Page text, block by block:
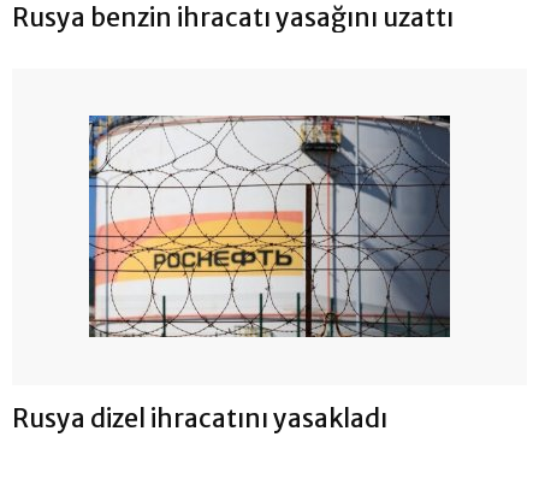
Rusya benzin ihracatı yasağını uzattı
Rusya dizel ihracatını yasakladı